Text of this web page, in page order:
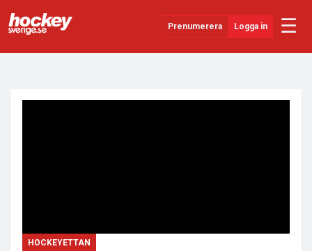
Prenumerera Logga in ☰
HOCKEYETTAN